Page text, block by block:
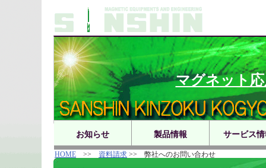
マグネット
お知らせ 製品情報 サービス
HOME >> 資料請求 >> 弊社へのお問い合わせ